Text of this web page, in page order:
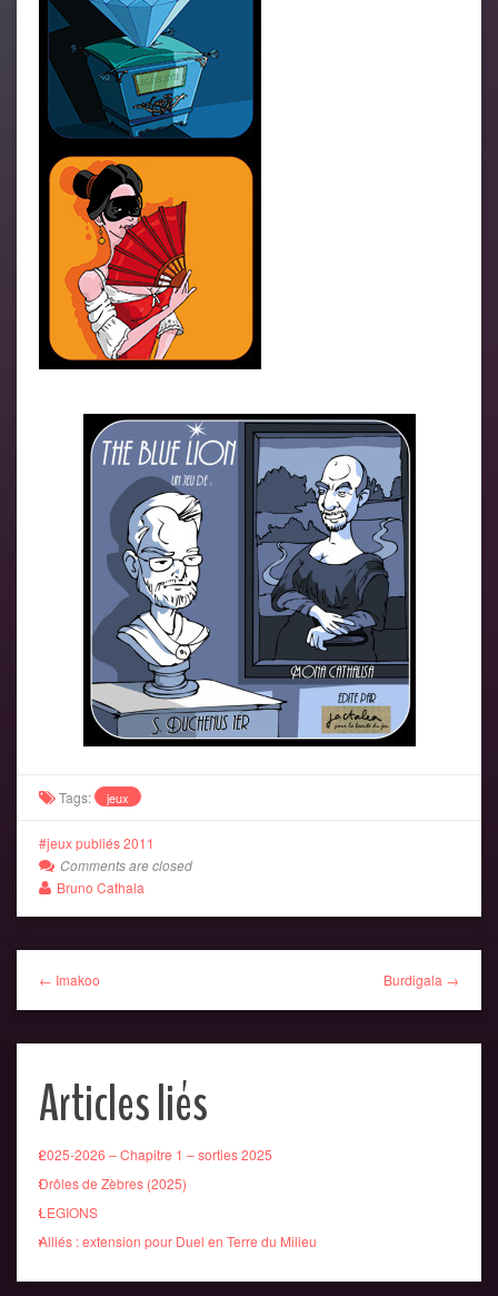
Tags: jeux
jeux publiés 2011
Comments are closed
Bruno Cathala
← Imakoo Burdigala →
Articles liés
2025-2026 – Chapitre 1 – sorties 2025
Drôles de Zèbres (2025)
LEGIONS
Alliés : extension pour Duel en Terre du Milieu